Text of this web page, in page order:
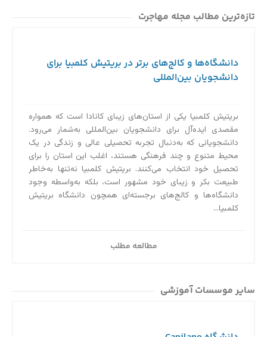
تازه‌ترین مطالب مجله مهاجرت
دانشگاه‌ها و کالج‌های برتر در بریتیش کلمبیا برای
دانشجویان بین‌المللی
بریتیش کلمبیا یکی از استان‌های زیبای کانادا است که همواره
مقصدی ایده‌آل برای دانشجویان بین‌المللی به‌‌شمار می‌رود.
دانشجویانی که به‌دنبال تجربه تحصیلی عالی و زندگی در یک
محیط متنوع و چند فرهنگی هستند، اغلب این استان را برای
تحصیل خود انتخاب می‌کنند. بریتیش کلمبیا نه‌تنها به‌خاطر
طبیعت بکر و زیبای خود مشهور است، بلکه به‌واسطه وجود
دانشگاه‌ها و کالج‌های برجسته‌ای همچون دانشگاه بریتیش
کلمبیا...
مطالعه مطلب
سایر موسسات آموزشی